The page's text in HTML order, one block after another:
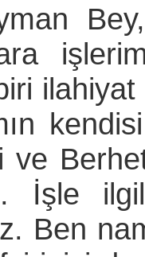
ve
İşle
Ben